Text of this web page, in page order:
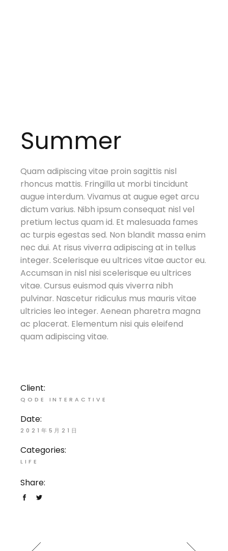
Summer
Quam adipiscing vitae proin sagittis nisl
rhoncus mattis. Fringilla ut morbi tincidunt
augue interdum. Vivamus at augue eget arcu
dictum varius. Nibh ipsum consequat nisl vel
pretium lectus quam id. Et malesuada fames
ac turpis egestas sed. Non blandit massa enim
nec dui. At risus viverra adipiscing at in tellus
integer. Scelerisque eu ultrices vitae auctor eu.
Accumsan in nisl nisi scelerisque eu ultrices
vitae. Cursus euismod quis viverra nibh
pulvinar. Nascetur ridiculus mus mauris vitae
ultricies leo integer. Aenean pharetra magna
ac placerat. Elementum nisi quis eleifend
quam adipiscing vitae.
Client:
QODE INTERACTIVE
Date:
2021年5月21日
Categories:
LIFE
Share: